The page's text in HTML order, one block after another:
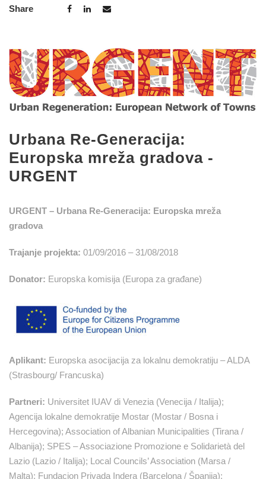
Share
Urbana Re-Generacija:
Europska mreža gradova -
URGENT
URGENT – Urbana Re-Generacija: Europska mreža
gradova
Trajanje projekta: 01/09/2016 – 31/08/2018
Donator: Europska komisija (Europa za građane)
Aplikant: Europska asocijacija za lokalnu demokratiju – ALDA
(Strasbourg/ Francuska)
Partneri: Universitet IUAV di Venezia (Venecija / Italija);
Agencija lokalne demokratije Mostar (Mostar / Bosna i
Hercegovina); Association of Albanian Municipalities (Tirana /
Albanija); SPES – Associazione Promozione e Solidarietà del
Lazio (Lazio / Italija); Local Councils’ Association (Marsa /
Malta); Fundacion Privada Indera (Barcelona / Španija);